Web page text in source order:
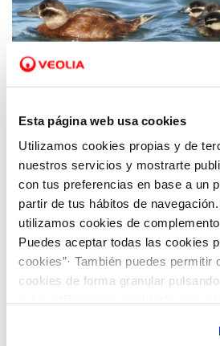
Esta página web usa cookies
Utilizamos cookies propias y de
nuestros servicios y mostrarte
con tus preferencias en base a un
partir de tus hábitos de
utilizamos cookies de
Puedes aceptar todas las cookies
cookies”· También puedes permitir
cookies de forma granular
son indispensables para que el
30 MAY 2024
Día Mundial del Medio
nuestra Tierra ante el